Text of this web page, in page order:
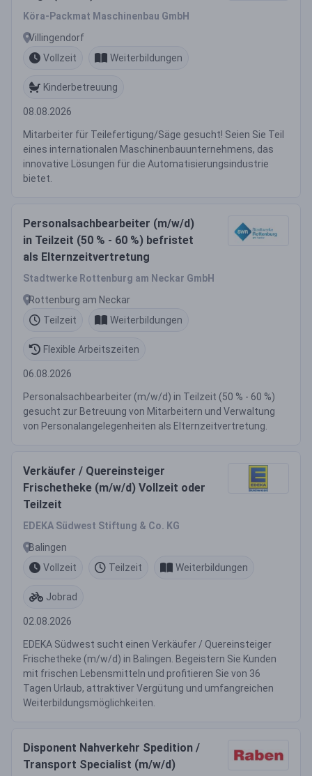
Köra-Packmat Maschinenbau GmbH
Villingendorf
Vollzeit
Weiterbildungen
Kinderbetreuung
08.08.2026
Mitarbeiter für Teilefertigung/Säge gesucht! Seien Sie Teil
eines internationalen Maschinenbauunternehmens, das
innovative Lösungen für die Automatisierungsindustrie
bietet.
Personalsachbearbeiter (m/w/d)
in Teilzeit (50 % - 60 %) befristet
als Elternzeitvertretung
Stadtwerke Rottenburg am Neckar GmbH
Rottenburg am Neckar
Teilzeit
Weiterbildungen
Flexible Arbeitszeiten
06.08.2026
Personalsachbearbeiter (m/w/d) in Teilzeit (50 % - 60 %)
gesucht zur Betreuung von Mitarbeitern und Verwaltung
von Personalangelegenheiten als Elternzeitvertretung.
Verkäufer / Quereinsteiger
Frischetheke (m/w/d) Vollzeit oder
Teilzeit
EDEKA Südwest Stiftung & Co. KG
Balingen
Vollzeit
Teilzeit Weiterbildungen
Jobrad
02.08.2026
EDEKA Südwest sucht einen Verkäufer / Quereinsteiger
Frischetheke (m/w/d) in Balingen. Begeistern Sie Kunden
mit frischen Lebensmitteln und profitieren Sie von 36
Tagen Urlaub, attraktiver Vergütung und umfangreichen
Weiterbildungsmöglichkeiten.
Disponent Nahverkehr Spedition /
Transport Specialist (m/w/d)